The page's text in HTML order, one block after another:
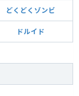
どくどくゾンビ
ドルイド